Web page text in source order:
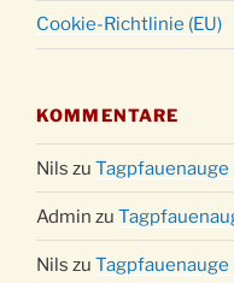
Cookie-Richtlinie (EU)
KOMMENTARE
Nils zu Tagpfauenauge
Admin zu
Nils zu Tagpfauenauge